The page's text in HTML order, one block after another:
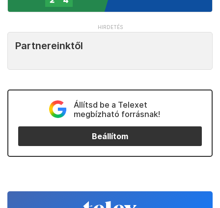
Partnereinktől
Állítsd be a Telexet
megbízható forrásnak!
Beállítom